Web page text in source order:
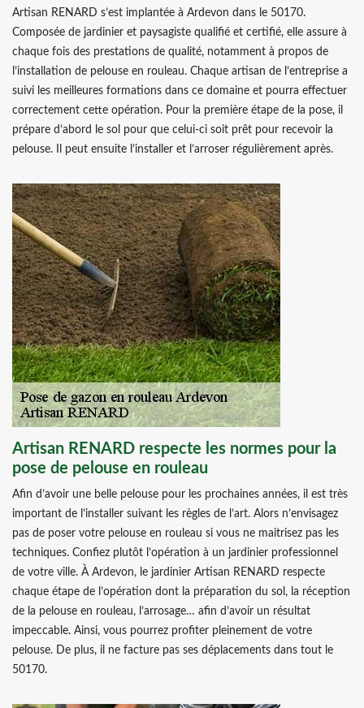
Artisan RENARD s’est implantée à Ardevon dans le 50170.
Composée de jardinier et paysagiste qualifié et certifié, elle assure à
chaque fois des prestations de qualité, notamment à propos de
l’installation de pelouse en rouleau. Chaque artisan de l’entreprise a
suivi les meilleures formations dans ce domaine et pourra effectuer
correctement cette opération. Pour la première étape de la pose, il
prépare d’abord le sol pour que celui-ci soit prêt pour recevoir la
pelouse. Il peut ensuite l’installer et l’arroser régulièrement après.
Artisan RENARD respecte les normes pour la
pose de pelouse en rouleau
Afin d’avoir une belle pelouse pour les prochaines années, il est très
important de l’installer suivant les règles de l’art. Alors n’envisagez
pas de poser votre pelouse en rouleau si vous ne maitrisez pas les
techniques. Confiez plutôt l’opération à un jardinier professionnel
de votre ville. À Ardevon, le jardinier Artisan RENARD respecte
chaque étape de l’opération dont la préparation du sol, la réception
de la pelouse en rouleau, l’arrosage… afin d’avoir un résultat
impeccable. Ainsi, vous pourrez profiter pleinement de votre
pelouse. De plus, il ne facture pas ses déplacements dans tout le
50170.